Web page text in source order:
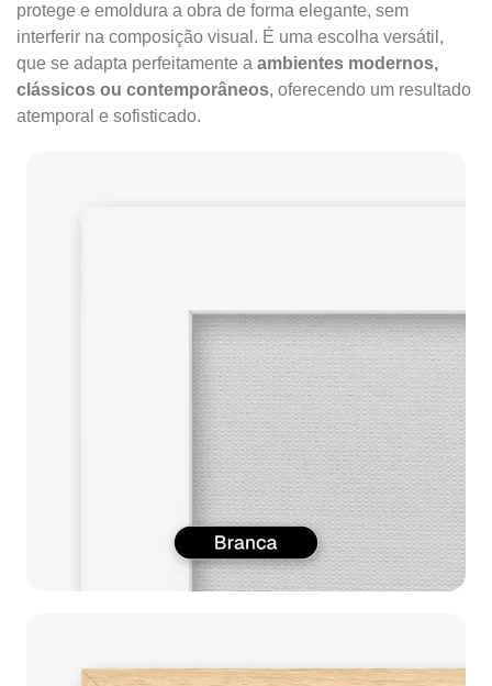
protege e emoldura a obra de forma elegante, sem
interferir na composição visual. É uma escolha versátil,
que se adapta perfeitamente a ambientes modernos,
clássicos ou contemporâneos, oferecendo um resultado
atemporal e sofisticado.